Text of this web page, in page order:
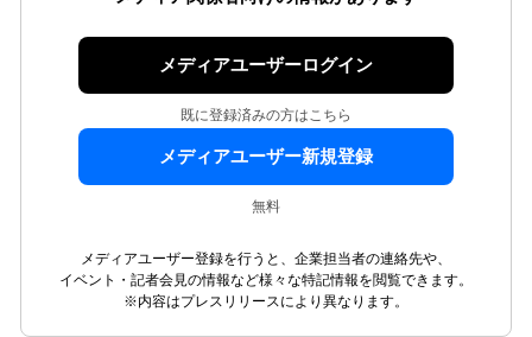
メディアユーザーログイン
既に登録済みの方はこちら
メディアユーザー新規登録
無料
メディアユーザー登録を行うと、企業担当者の連絡先や、
イベント・記者会見の情報など様々な特記情報を閲覧できます。
※内容はプレスリリースにより異なります。